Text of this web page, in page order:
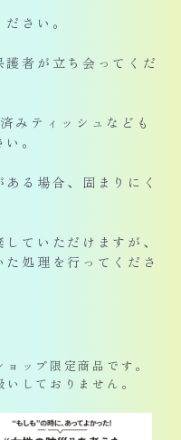
さい。
者が立ち会ってくだ
みティッシュなども
。
る場合、固まりにく
ていただけますが、
処理を行ってくださ
ップ限定商品です。
しておりません。